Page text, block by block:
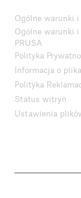
Ogólne warunki i
Ogólne warunki
PRUSA
Polityka
Informacja o
Polityka
Status witryn
Ustawienia